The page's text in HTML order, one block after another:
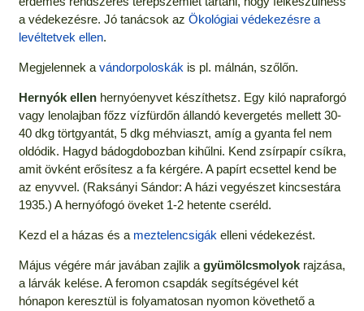
a védekezésre. Jó tanácsok az Ökológiai védekezésre a
levéltetvek ellen.
Megjelennek a vándorpoloskák is pl. málnán, szőlőn.
Hernyók ellenhernyóenyvet készíthetsz. Egy kiló napraforgó
vagy lenolajban főzz vízfürdőn állandó kevergetés mellett 30-
40 dkg törtgyantát, 5 dkg méhviaszt, amíg a gyanta fel nem
oldódik. Hagyd bádogdobozban kihűlni. Kend zsírpapír csíkra,
amit övként erősítesz a fa kérgére. A papírt ecsettel kend be
az enyvvel. (Raksányi Sándor: A házi vegyészet kincsestára
1935.) A hernyófogó öveket 1-2 hetente cseréld.
Kezd el a házas és a meztelencsigák elleni védekezést.
Május végére már javában zajlik a gyümölcsmolyokrajzása,
a lárvák kelése. A feromon csapdák segítségével két
hónapon keresztül is folyamatosan nyomon követhető a